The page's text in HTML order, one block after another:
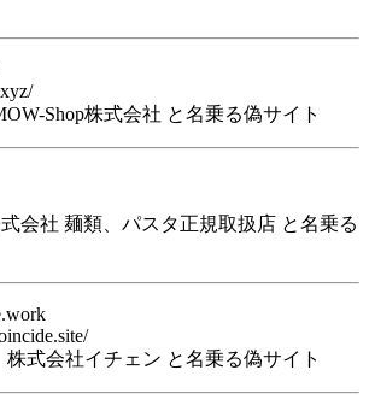
Shop株式会社 と名乗る偽サイト
会社 麺類、パスタ正規取扱店 と名乗る
株式会社イチェン と名乗る偽サイト